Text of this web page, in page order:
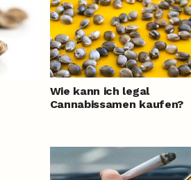
Wie kann ich legal
Cannabissamen kaufen?